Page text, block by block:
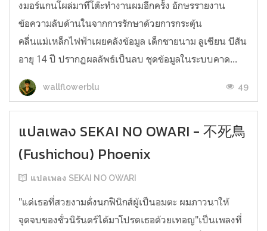
งมอร์แกนโผล่มาที่โต๊ะทำงานผมอีกครั้ง อักษรรายงาน
ข้อความลับด้านในจากการรักษาด้วยการกระตุ้น
คลื่นแม่เหล็กไฟฟ้าเผยคลังข้อมูล เด็กชายนาม ลูเซียน บีสัน
อายุ 14 ปี ปรากฏผลลัพธ์เป็นลบ ชุดข้อมูลในระบบคาด...
wallflowerblu 49
แปลเพลง SEKAI NO OWARI - 不死鳥
(Fushichou) Phoenix
แปลเพลง SEKAI NO OWARI
"แด่เธอที่สวยงามดั่งนกฟินิกส์ผู้เป็นอมตะ ผมภาวนาให้
จุดจบของชั่วนิรันดร์ได้มาโปรดเธอด้วยเทอญ"เป็นเพลงที่